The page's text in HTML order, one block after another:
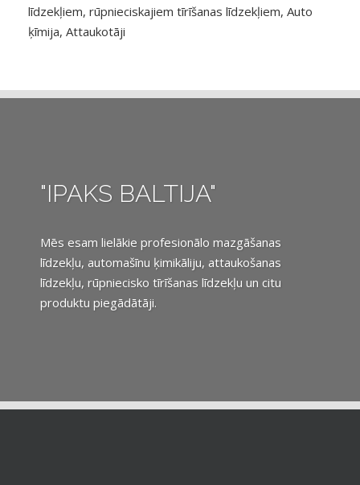
līdzekļiem, rūpnieciskajiem tīrīšanas līdzekļiem, Auto
ķīmija, Attaukotāji
"IPAKS BALTIJA"
Mēs esam lielākie profesionālo mazgāšanas
līdzekļu, automašīnu ķimikāliju, attaukošanas
līdzekļu, rūpniecisko tīrīšanas līdzekļu un citu
produktu piegādātāji.